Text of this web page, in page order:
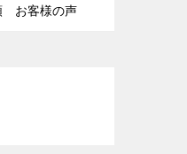
お客様の声